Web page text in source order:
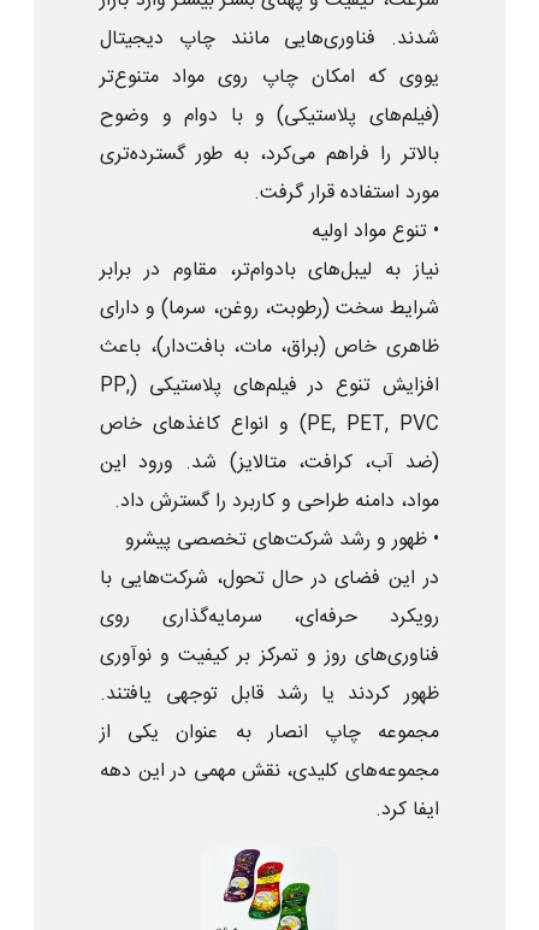
شدند. فناوری‌هایی مانند چاپ دیجیتال
یووی که امکان چاپ روی مواد متنوع‌تر
(فیلم‌های پلاستیکی) و با دوام و وضوح
بالاتر را فراهم می‌کرد، به طور گسترده‌تری
مورد استفاده قرار گرفت.
• تنوع مواد اولیه
نیاز به لیبل‌های بادوام‌تر، مقاوم در برابر
شرایط سخت (رطوبت، روغن، سرما) و دارای
ظاهری خاص (براق، مات، بافت‌دار)، باعث
افزایش تنوع در فیلم‌های پلاستیکی (PP,
PE, PET, PVC) و انواع کاغذهای خاص
(ضد آب، کرافت، متالایز) شد. ورود این
مواد، دامنه طراحی و کاربرد را گسترش داد.
• ظهور و رشد شرکت‌های تخصصی پیشرو
در این فضای در حال تحول، شرکت‌هایی با
رویکرد حرفه‌ای، سرمایه‌گذاری روی
فناوری‌های روز و تمرکز بر کیفیت و نوآوری
ظهور کردند یا رشد قابل توجهی یافتند.
مجموعه چاپ انصار به عنوان یکی از
مجموعه‌های کلیدی، نقش مهمی در این دهه
ایفا کرد.